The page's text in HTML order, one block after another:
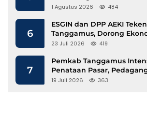
1 Agustus 2026 484
6
ESGIN dan DPP AEKI
Tanggamus, Dorong
Berbasis Kopi dan
23 Juli 2026 419
7
Pemkab Tanggamus
Penataan Pasar,
Tempati Pasar Modern
19 Juli 2026 363